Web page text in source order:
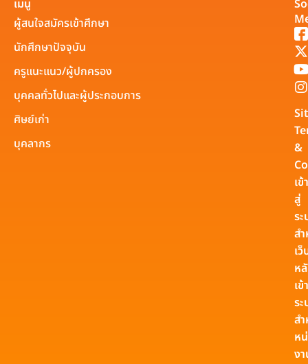
เมนู
ผู้สนใจสมัครเข้าศึกษา
นักศึกษาปัจจุบัน
ครูแนะแนว/ผู้ปกครอง
บุคคลทั่วไปและผู้ประกอบการ
ศิษย์เก่า
บุคลากร
&
เข้า
สู่
ร
ส
เ
ห
เข้
ร
ส
ห
ง